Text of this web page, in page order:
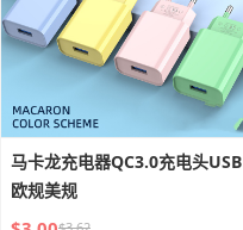
马卡龙充电器QC3.0充电头USB
欧规美规